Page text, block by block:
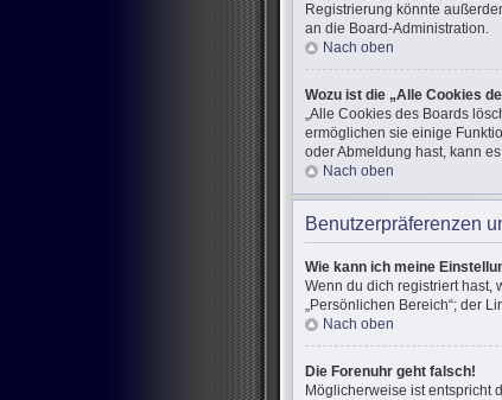
Registrierung könnte
an die Board-Administration.
Nach oben
Wozu ist die „Alle Cookies
„Alle Cookies des Boards
ermöglichen sie einige
oder Abmeldung hast, kann
Nach oben
Benutzerpräferenzen
Wie kann ich meine
Wenn du dich registriert hast,
„Persönlichen Bereich“; der
Nach oben
Die Forenuhr geht falsch!
Möglicherweise ist entspricht